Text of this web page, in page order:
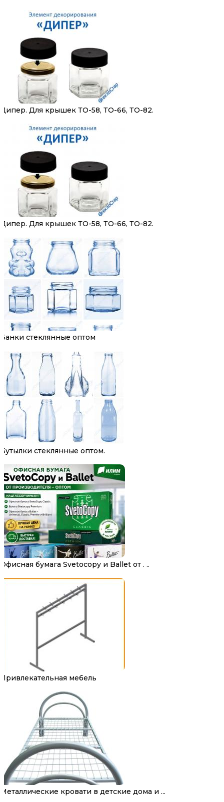
Дипер. Для крышек ТО-58, ТО-66, ТО-82.
Дипер. Для крышек ТО-58, ТО-66, ТО-82.
Банки стеклянные оптом
Бутылки стеклянные оптом.
Офисная бумага Svetocopy и Ballet от . ..
Привлекательная мебель
Металлические кровати в детские дома и ...